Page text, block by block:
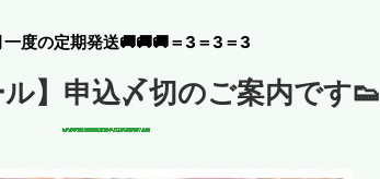
度の定期発送🚚🚚🚚＝3＝3＝3
】申込〆切のご案内です👟